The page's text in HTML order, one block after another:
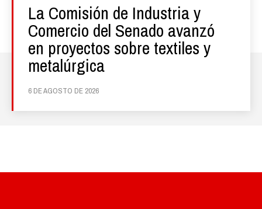
La Comisión de Industria y
Comercio del Senado avanzó
en proyectos sobre textiles y
metalúrgica
6 DE AGOSTO DE 2026